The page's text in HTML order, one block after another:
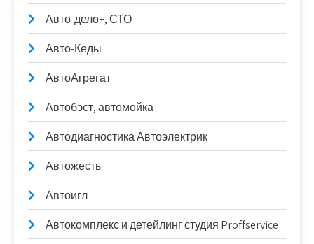
Авто-дело+, СТО
Авто-Кеды
АвтоАгрегат
Автобэст, автомойка
Автодиагностика Автоэлектрик
Автожесть
Автоигл
Автокомплекс и детейлинг студия Proffservice